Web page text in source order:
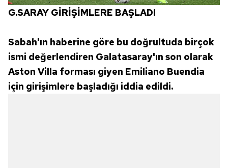
G.SARAY GİRİŞİMLERE BAŞLADI
Sabah'ın haberine göre bu doğrultuda birçok
ismi değerlendiren Galatasaray'ın son olarak
Aston Villa forması giyen Emiliano Buendia
için girişimlere başladığı iddia edildi.